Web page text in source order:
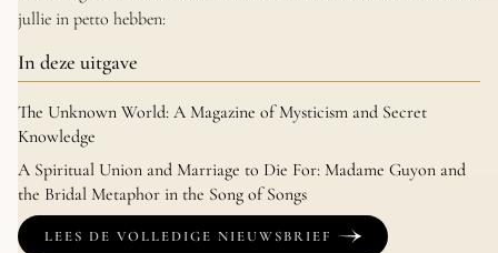
jullie in petto hebben:
In deze uitgave
The Unknown World: A Magazine of Mysticism and Secret
Knowledge
A Spiritual Union and Marriage to Die For: Madame Guyon and
the Bridal Metaphor in the Song of Songs
LEES DE VOLLEDIGE NIEUWSBRIEF